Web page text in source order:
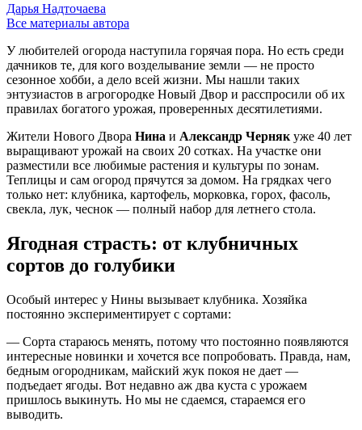
Дарья Надточаева
Все материалы автора
У любителей огорода наступила горячая пора. Но есть среди
дачников те, для кого возделывание земли — не просто
сезонное хобби, а дело всей жизни. Мы нашли таких
энтузиастов в агрогородке Новый Двор и расспросили об их
правилах богатого урожая, проверенных десятилетиями.
Жители Нового Двора Нина и Александр Черняк уже 40 лет
выращивают урожай на своих 20 сотках. На участке они
разместили все любимые растения и культуры по зонам.
Теплицы и сам огород прячутся за домом. На грядках чего
только нет: клубника, картофель, морковка, горох, фасоль,
свекла, лук, чеснок — полный набор для летнего стола.
Ягодная страсть: от клубничных
сортов до голубики
Особый интерес у Нины вызывает клубника. Хозяйка
постоянно экспериментирует с сортами:
— Сорта стараюсь менять, потому что постоянно появляются
интересные новинки и хочется все попробовать. Правда, нам,
бедным огородникам, майский жук покоя не дает —
подъедает ягоды. Вот недавно аж два куста с урожаем
пришлось выкинуть. Но мы не сдаемся, стараемся его
выводить.